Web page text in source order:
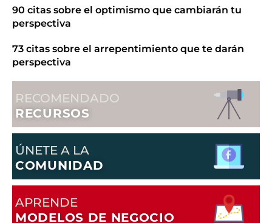
90 citas sobre el optimismo que cambiarán tu
perspectiva
73 citas sobre el arrepentimiento que te darán
perspectiva
RECOMENDADO
RECURSOS
ÚNETE A LA
COMUNIDAD
APRENDE
MODELOS DE NEGOCIO